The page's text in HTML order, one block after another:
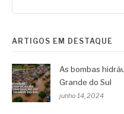
ARTIGOS EM DESTAQUE
As bombas
Grande do Sul
junho 14, 2024